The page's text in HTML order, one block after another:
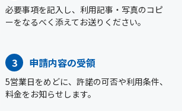
必要事項を記入し、利用記事・写真のコピ
ーをなるべく添えてお送りください。
申請内容の受領
5営業日をめどに、許諾の可否や利用条件、
料金をお知らせします。